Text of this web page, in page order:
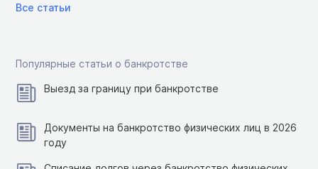
Все статьи
Популярные статьи о банкротстве
Выезд за границу при банкротстве
Документы на банкротство физических лиц в 2026
году